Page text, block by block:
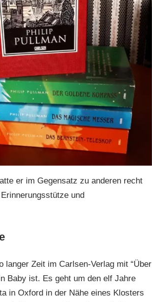
er im Gegensatz zu anderen recht
und
Zeit im Carlsen-Verlag mit “Über
Baby ist. Es geht um den elf Jahre
in Oxford in der Nähe eines Klosters